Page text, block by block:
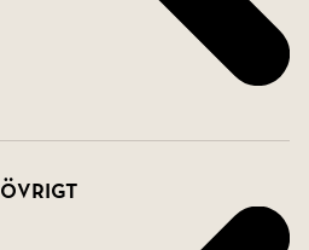
Övrigt